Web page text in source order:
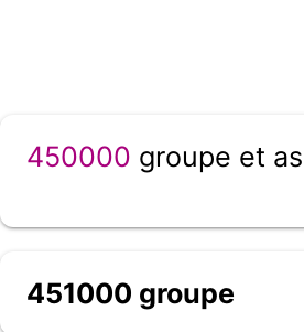
450000 groupe et
451000 groupe